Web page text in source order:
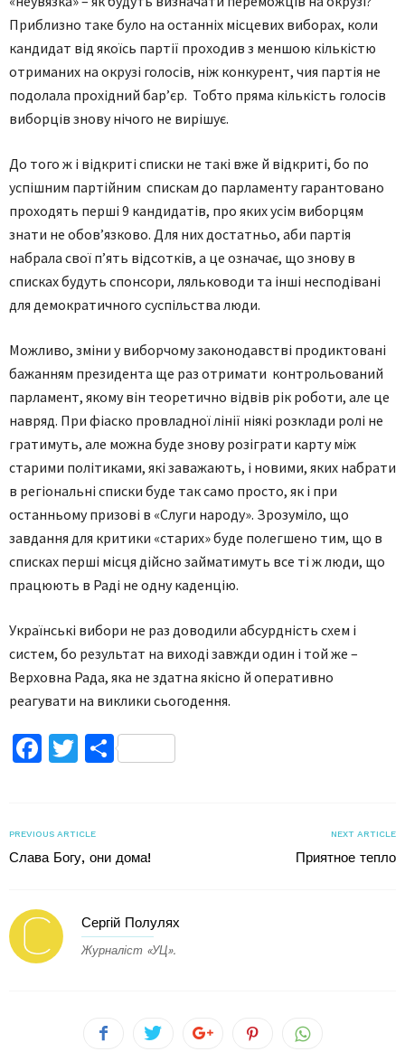
Приблизно таке було на останніх місцевих виборах, коли
кандидат від якоїсь партії проходив з меншою кількістю
отриманих на окрузі голосів, ніж конкурент, чия партія не
подолала прохідний бар’єр. Тобто пряма кількість голосів
виборців знову нічого не вирішує.
До того ж і відкриті списки не такі вже й відкриті, бо по
успішним партійним спискам до парламенту гарантовано
проходять перші 9 кандидатів, про яких усім виборцям
знати не обов’язково. Для них достатньо, аби партія
набрала свої п’ять відсотків, а це означає, що знову в
списках будуть спонсори, ляльководи та інші несподівані
для демократичного суспільства люди.
Можливо, зміни у виборчому законодавстві продиктовані
бажанням президента ще раз отримати контрольований
парламент, якому він теоретично відвів рік роботи, але це
навряд. При фіаско провладної лінії ніякі розклади ролі не
гратимуть, але можна буде знову розіграти карту між
старими політиками, які заважають, і новими, яких набрати
в регіональні списки буде так само просто, як і при
останньому призові в «Слуги народу». Зрозуміло, що
завдання для критики «старих» буде полегшено тим, що в
списках перші місця дійсно займатимуть все ті ж люди, що
працюють в Раді не одну каденцію.
Українські вибори не раз доводили абсурдність схем і
систем, бо результат на виході завжди один і той же –
Верховна Рада, яка не здатна якісно й оперативно
реагувати на виклики сьогодення.
Facebook
TwitterПоділитися
PREVIOUS ARTICLE
Слава Богу, они дома!
NEXT ARTICLE
Приятное тепло
Сергій Полулях
Журналіст «УЦ».